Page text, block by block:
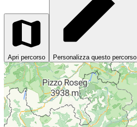
Apri percorso Personalizza questo percorso